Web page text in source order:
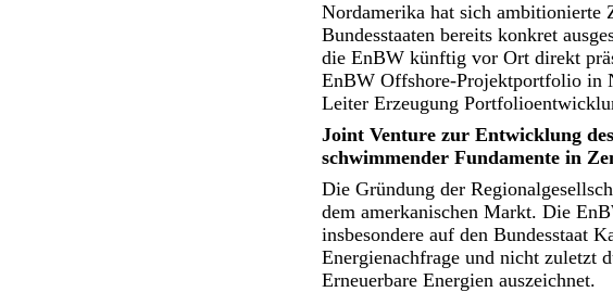
Nordamerika hat sich ambitionierte
Bundesstaaten bereits konkret
die EnBW künftig vor Ort direkt
EnBW Offshore-Projektportfolio in
Leiter Erzeugung
Joint Venture zur Entwicklung
schwimmender Fundamente in
Die Gründung der
dem amerkanischen Markt. Die
insbesondere auf den Bundesstaat
Energienachfrage und nicht zuletzt
Erneuerbare Energien auszeichnet.